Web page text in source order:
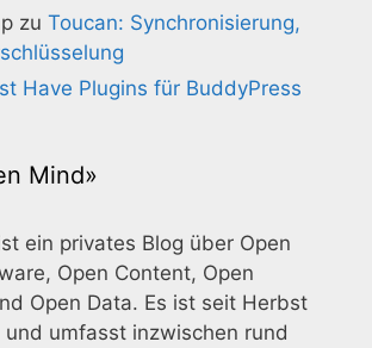
zu Toucan: Synchronisierung,
Have Plugins für BuddyPress
Mind»
ein privates Blog über Open
Open Content, Open
Open Data. Es ist seit Herbst
umfasst inzwischen rund